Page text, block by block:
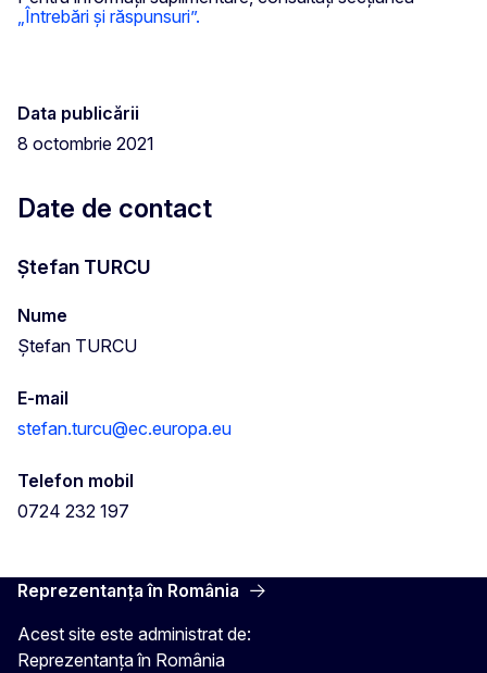
„Întrebări și răspunsuri”.
Data publicării
8 octombrie 2021
Date de contact
Ștefan TURCU
Nume
Ștefan TURCU
E-mail
stefan.turcu@ec.europa.eu
Telefon mobil
0724 232 197
Reprezentanța în România
Acest site este administrat de:
Reprezentanța în România